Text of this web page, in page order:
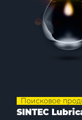
Поисковое
SINTEC